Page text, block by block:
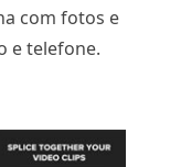
com fotos e
e telefone.